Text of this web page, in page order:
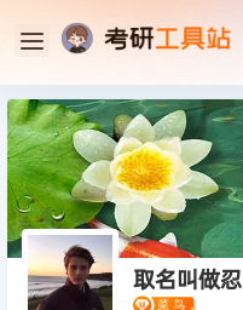
取名叫做忍